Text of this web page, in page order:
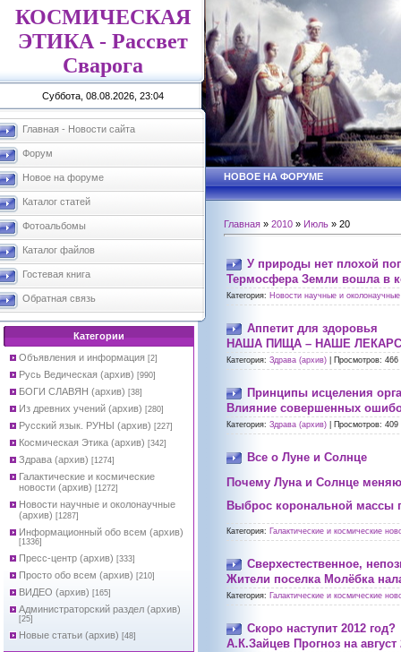
КОСМИЧЕСКАЯ
ЭТИКА - Рассвет
Сварога
Суббота, 08.08.2026, 23:04
Главная - Новости сайта
Форум
Новое на форуме
Каталог статей
Фотоальбомы
Каталог файлов
Гостевая книга
Обратная связь
Категории
Объявления и информация [2]
Русь Ведическая (архив) [990]
БОГИ СЛАВЯН (архив) [38]
Из древних учений (архив) [280]
Русский язык. РУНЫ (архив) [227]
Космическая Этика (архив) [342]
Здрава (архив) [1274]
Галактические и космические
новости (архив) [1272]
Новости научные и околонаучные
(архив) [1287]
Информационный обо всем (архив)
[1336]
Пресс-центр (архив) [333]
Просто обо всем (архив) [210]
ВИДЕО (архив) [165]
Администраторский раздел (архив)
[25]
Новые статьи (архив) [48]
НОВОЕ НА ФОРУМЕ
Главная » 2010 » Июль » 20
У природы нет плохой
Термосфера Земли вошла в
Категория: Новости научные и
Аппетит для здоровья
НАША ПИЩА – НАШЕ
Категория: Здрава (архив) Просмотров: 466
Принципы исцеления
Влияние совершенных
Категория: Здрава (архив) Просмотров: 409
Все о Луне и Солнце
Почему Луна и Солнце
Выброс корональной массы
Категория: Галактические и космические
Сверхестественное,
Жители поселка Молёбка
Категория: Галактические и космические
Скоро наступит 2012 год?
А.К.Зайцев Прогноз на